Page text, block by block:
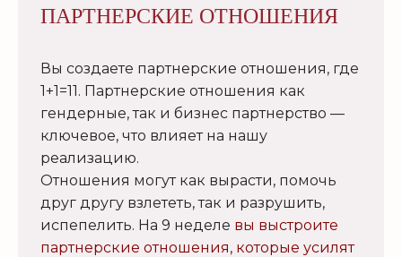
ПАРТНЕРСКИЕ ОТНОШЕНИЯ
Вы создаете партнерские отношения, где
1+1=11. Партнерские отношения как
гендерные, так и бизнес партнерство —
ключевое, что влияет на нашу
реализацию.
Отношения могут как вырасти, помочь
друг другу взлететь, так и разрушить,
испепелить. На 9 неделе вы выстроите
партнерские отношения, которые усилят